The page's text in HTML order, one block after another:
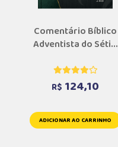
Comentário Bíblico
Adventista do Séti...
R$ 124,10
ADICIONAR AO CARRINHO